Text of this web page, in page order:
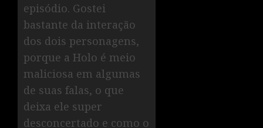
episódio. Gostei
bastante da interação
dos dois personagens,
porque a Holo é meio
maliciosa em algumas
de suas falas, o que
deixa ele super
desconcertado e como o